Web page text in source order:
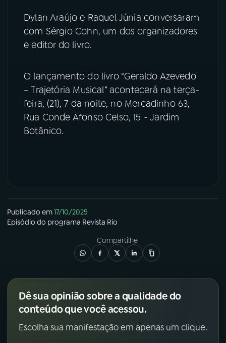
Dylan Araújo e Raquel Júnia conversaram
com Sérgio Cohn, um dos organizadores
e editor do livro.
O lançamento do livro “Geraldo Azevedo
– Trajetória Musical” acontecerá na terça-
feira, (21), 7 da noite, no Mercadinho 63,
Rua Conde Afonso Celso, 15 - Jardim
Botânico.
Publicado em17/10/2025
Episódio do programa Revista Rio
Compartilhe
Dê sua opinião sobre a qualidade do
conteúdo que você acessou.
Escolha sua manifestação em apenas um clique.